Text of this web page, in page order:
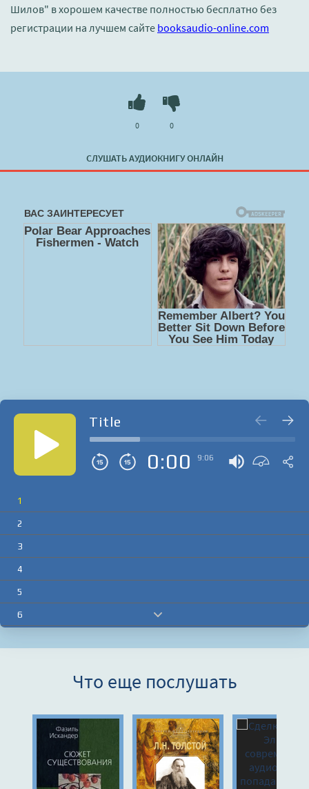
Шилов" в хорошем качестве полностью бесплатно без
регистрации на лучшем сайте booksaudio-online.com
СЛУШАТЬ АУДИОКНИГУ ОНЛАЙН
0 0
Title
0:00 9:06
1
2
3
4
5
6
Что еще послушать